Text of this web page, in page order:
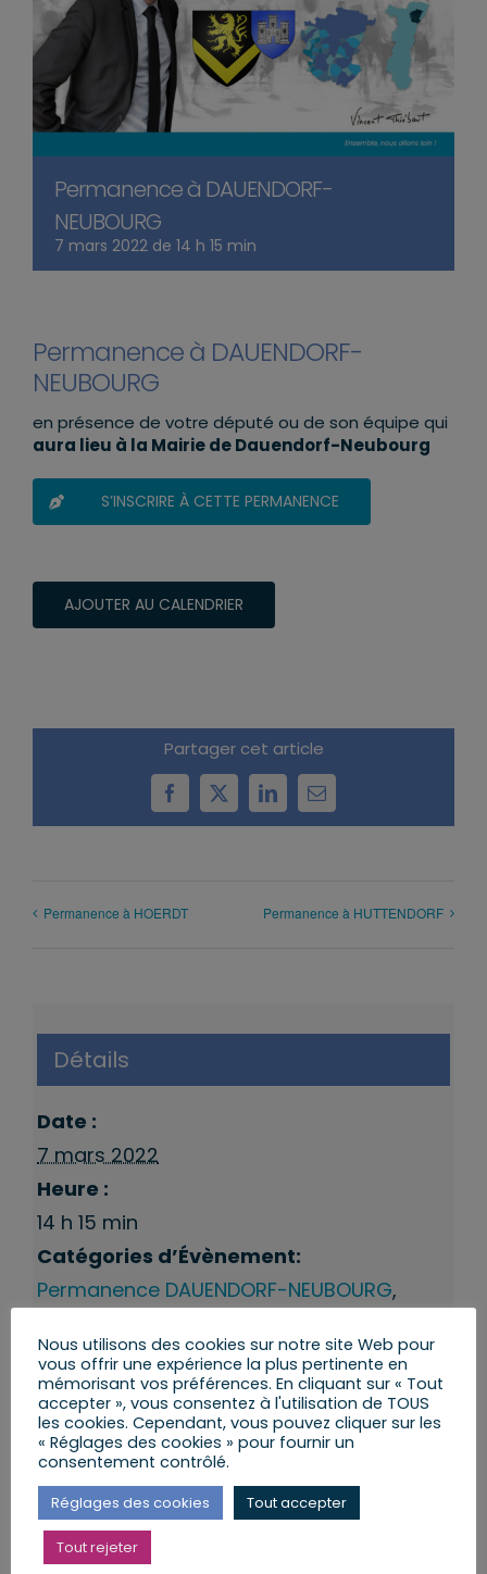
Permanence à DAUENDORF-
NEUBOURG
7 mars 2022 de 14 h 15 min
Permanence à DAUENDORF-
NEUBOURG
en présence de votre député ou de son équipe qui
aura lieu à la Mairie de Dauendorf-Neubourg
S’INSCRIRE À CETTE PERMANENCE
AJOUTER AU CALENDRIER
Partager cet article
Facebook
X LinkedInEmail
Permanence à HOERDT Permanence à HUTTENDORF
Détails
Date :
7 mars 2022
Heure :
14 h 15 min
Catégories d’Évènement:
Permanence DAUENDORF-NEUBOURG,
Nous utilisons des cookies sur notre site Web pour
vous offrir une expérience la plus pertinente en
mémorisant vos préférences. En cliquant sur « Tout
accepter », vous consentez à l'utilisation de TOUS
les cookies. Cependant, vous pouvez cliquer sur les
« Réglages des cookies » pour fournir un
consentement contrôlé.
Réglages des cookies Tout accepter
Tout rejeter